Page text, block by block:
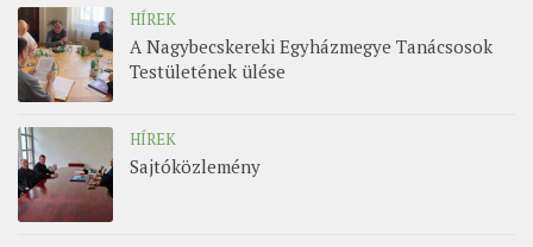
HÍREK
A Nagybecskereki Egyházmegye Tanácsosok
Testületének ülése
HÍREK
Sajtóközlemény